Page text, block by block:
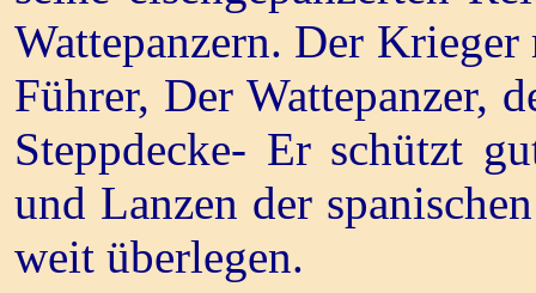
Wattepanzern. Der
Führer, Der Wattepanzer,
Steppdecke- Er schützt
und Lanzen der
weit überlegen.